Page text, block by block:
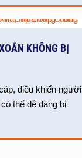
KHÔNG BỊ
điều khiến người
thể dễ dàng bị